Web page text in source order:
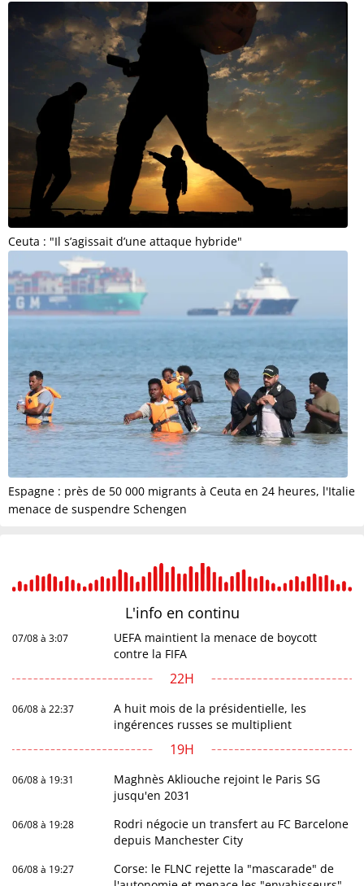
Ceuta : "Il s’agissait d’une attaque hybride"
Espagne : près de 50 000 migrants à Ceuta en 24 heures, l'Italie
menace de suspendre Schengen
L'info en continu
07/08 à 3:07
UEFA maintient la menace de boycott
contre la FIFA
22H
06/08 à 22:37
A huit mois de la présidentielle, les
ingérences russes se multiplient
19H
06/08 à 19:31
Maghnès Akliouche rejoint le Paris SG
jusqu'en 2031
06/08 à 19:28
Rodri négocie un transfert au FC Barcelone
depuis Manchester City
06/08 à 19:27
Corse: le FLNC rejette la "mascarade" de